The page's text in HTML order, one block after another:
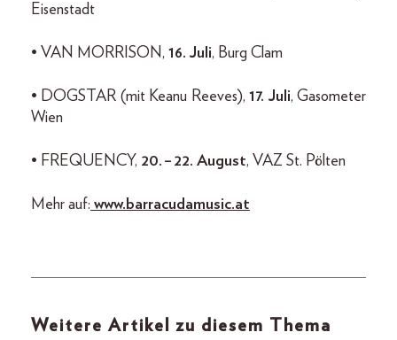
Eisenstadt
• VAN MORRISON, 16. Juli, Burg Clam
• DOGSTAR (mit Keanu Reeves),17. Juli, Gasometer
Wien
• FREQUENCY, 20. – 22. August, VAZ St. Pölten
Mehr auf: www.barracudamusic.at
Weitere Artikel zu diesem Thema